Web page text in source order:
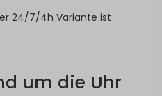
24/7/4h Variante ist
um die Uhr